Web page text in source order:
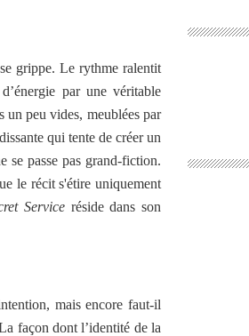
grippe. Le rythme ralentit
par une véritable
un peu vides, meublées par
qui tente de créer un
se passe pas grand-fiction.
le récit s'étire uniquement
Serviceréside dans son
mais encore faut-il
façon dont l’identité de la